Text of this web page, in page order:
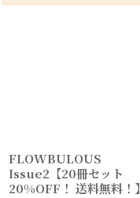
FLOWBULOUS
Issue2【20冊セット
20%OFF！ 送料無料！】